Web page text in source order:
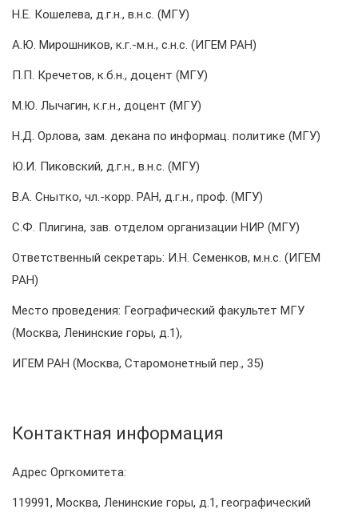
Н.Е. Кошелева, д.г.н., в.н.с. (МГУ)
А.Ю. Мирошников, к.г.-м.н., с.н.с. (ИГЕМ РАН)
П.П. Кречетов, к.б.н., доцент (МГУ)
М.Ю. Лычагин, к.г.н., доцент (МГУ)
Н.Д. Орлова, зам. декана по информац. политике (МГУ)
Ю.И. Пиковский, д.г.н., в.н.с. (МГУ)
В.А. Снытко, чл.-корр. РАН, д.г.н., проф. (МГУ)
С.Ф. Плигина, зав. отделом организации НИР (МГУ)
Ответственный секретарь: И.Н. Семенков, м.н.с. (ИГЕМ
РАН)
Место проведения: Географический факультет МГУ
(Москва, Ленинские горы, д.1),
ИГЕМ РАН (Москва, Старомонетный пер., 35)
Контактная информация
Адрес Оргкомитета:
119991, Москва, Ленинские горы, д.1, географический